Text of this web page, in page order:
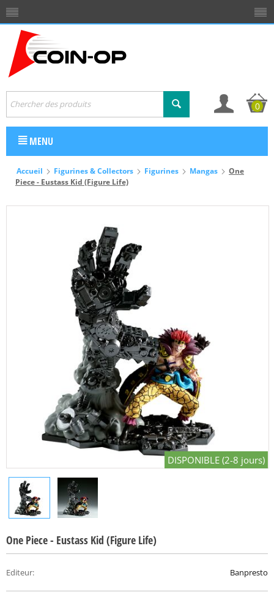
0
MENU
Accueil Figurines & Collectors Figurines Mangas
One
Piece - Eustass Kid (Figure Life)
DISPONIBLE (2-8 jours)
One Piece - Eustass Kid (Figure Life)
Editeur: Banpresto